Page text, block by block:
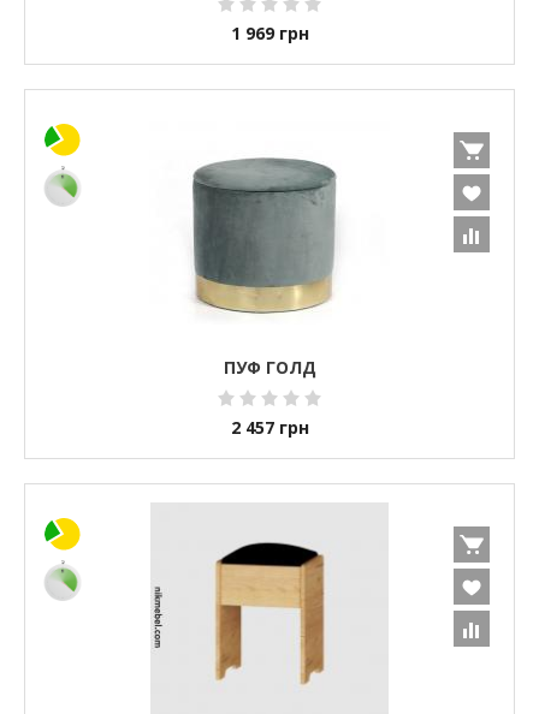
1 969 грн
ПУФ ГОЛД
2 457 грн